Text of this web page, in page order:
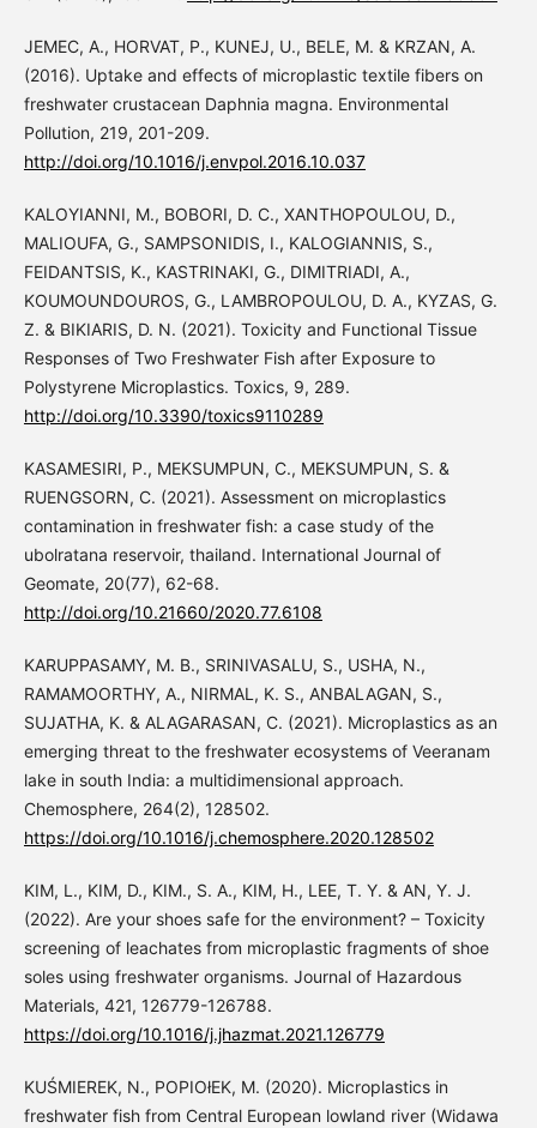
JEMEC, A., HORVAT, P., KUNEJ, U., BELE, M. & KRZAN, A.
(2016). Uptake and effects of microplastic textile fibers on
freshwater crustacean Daphnia magna. Environmental
Pollution, 219, 201-209.
http://doi.org/10.1016/j.envpol.2016.10.037
KALOYIANNI, M., BOBORI, D. C., XANTHOPOULOU, D.,
MALIOUFA, G., SAMPSONIDIS, I., KALOGIANNIS, S.,
FEIDANTSIS, K., KASTRINAKI, G., DIMITRIADI, A.,
KOUMOUNDOUROS, G., LAMBROPOULOU, D. A., KYZAS, G.
Z. & BIKIARIS, D. N. (2021). Toxicity and Functional Tissue
Responses of Two Freshwater Fish after Exposure to
Polystyrene Microplastics. Toxics, 9, 289.
http://doi.org/10.3390/toxics9110289
KASAMESIRI, P., MEKSUMPUN, C., MEKSUMPUN, S. &
RUENGSORN, C. (2021). Assessment on microplastics
contamination in freshwater fish: a case study of the
ubolratana reservoir, thailand. International Journal of
Geomate, 20(77), 62-68.
http://doi.org/10.21660/2020.77.6108
KARUPPASAMY, M. B., SRINIVASALU, S., USHA, N.,
RAMAMOORTHY, A., NIRMAL, K. S., ANBALAGAN, S.,
SUJATHA, K. & ALAGARASAN, C. (2021). Microplastics as an
emerging threat to the freshwater ecosystems of Veeranam
lake in south India: a multidimensional approach.
Chemosphere, 264(2), 128502.
https://doi.org/10.1016/j.chemosphere.2020.128502
KIM, L., KIM, D., KIM., S. A., KIM, H., LEE, T. Y. & AN, Y. J.
(2022). Are your shoes safe for the environment? – Toxicity
screening of leachates from microplastic fragments of shoe
soles using freshwater organisms. Journal of Hazardous
Materials, 421, 126779-126788.
https://doi.org/10.1016/j.jhazmat.2021.126779
KUŚMIEREK, N., POPIOłEK, M. (2020). Microplastics in
freshwater fish from Central European lowland river (Widawa